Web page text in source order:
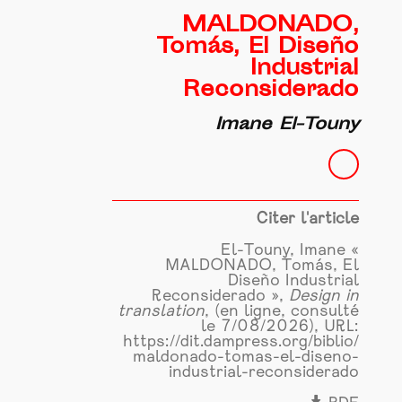
MALDONADO,
Tomás, El Diseño
Industrial
Reconsiderado
Imane El-Touny
Citer l'article
El-Touny, Imane «
MALDONADO, Tomás, El
Diseño Industrial
Reconsiderado », Design in
translation, (en ligne, consulté
le 7/08/2026), URL:
https://dit.dampress.org/biblio/
maldonado-tomas-el-diseno-
industrial-reconsiderado